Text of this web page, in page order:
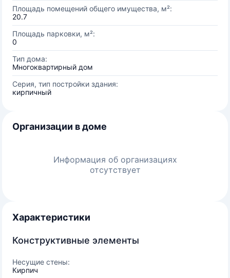
Площадь помещений общего имущества, м²:
20.7
Площадь парковки, м²:
0
Тип дома:
Многоквартирный дом
Серия, тип постройки здания:
кирпичный
Организации в доме
Информация об организациях
отсутствует
Характеристики
Конструктивные элементы
Несущие стены:
Кирпич